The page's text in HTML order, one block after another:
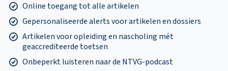
Online toegang tot alle artikelen
Gepersonaliseerde alerts voor artikelen en dossiers
Artikelen voor opleiding en nascholing mét
geaccrediteerde toetsen
Onbeperkt luisteren naar de NTVG-podcast